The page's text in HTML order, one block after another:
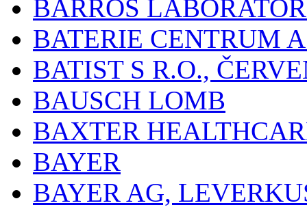
BARROS
BATERIE CENTRUM
BATIST S R.O.,
BAUSCH LOMB
BAXTER
BAYER
BAYER AG,